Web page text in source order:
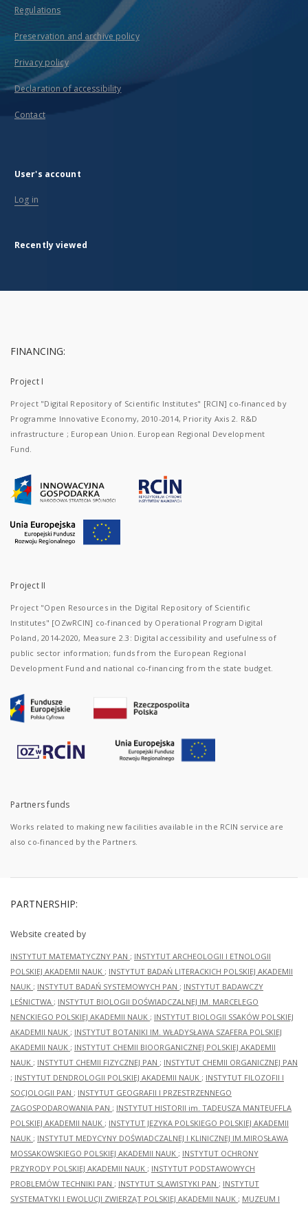
Regulations
Preservation and archive policy
Privacy policy
Declaration of accessibility
Contact
User's account
Log in
Recently viewed
FINANCING:
Project I
Project "Digital Repository of Scientific Institutes" [RCIN] co-financed by
Programme Innovative Economy, 2010-2014, Priority Axis 2. R&D
infrastructure ; European Union. European Regional Development
Fund.
Project II
Project "Open Resources in the Digital Repository of Scientific
Institutes" [OZwRCIN] co-financed by Operational Program Digital
Poland, 2014-2020, Measure 2.3: Digital accessibility and usefulness of
public sector information; funds from the European Regional
Development Fund and national co-financing from the state budget.
Partners funds
Works related to making new facilities available in the RCIN service are
also co-financed by the Partners.
PARTNERSHIP:
Website created by
INSTYTUT MATEMATYCZNY PAN ; INSTYTUT ARCHEOLOGII I ETNOLOGII
POLSKIEJ AKADEMII NAUK ; INSTYTUT BADAŃ LITERACKICH POLSKIEJ AKADEMII
NAUK ; INSTYTUT BADAŃ SYSTEMOWYCH PAN ; INSTYTUT BADAWCZY
LEŚNICTWA ; INSTYTUT BIOLOGII DOŚWIADCZALNEJ IM. MARCELEGO
NENCKIEGO POLSKIEJ AKADEMII NAUK ; INSTYTUT BIOLOGII SSAKÓW POLSKIEJ
AKADEMII NAUK ; INSTYTUT BOTANIKI IM. WŁADYSŁAWA SZAFERA POLSKIEJ
AKADEMII NAUK ; INSTYTUT CHEMII BIOORGANICZNEJ POLSKIEJ AKADEMII
NAUK ; INSTYTUT CHEMII FIZYCZNEJ PAN ; INSTYTUT CHEMII ORGANICZNEJ PAN
; INSTYTUT DENDROLOGII POLSKIEJ AKADEMII NAUK ; INSTYTUT FILOZOFII I
SOCJOLOGII PAN ; INSTYTUT GEOGRAFII I PRZESTRZENNEGO
ZAGOSPODAROWANIA PAN ; INSTYTUT HISTORII im. TADEUSZA MANTEUFFLA
POLSKIEJ AKADEMII NAUK ; INSTYTUT JĘZYKA POLSKIEGO POLSKIEJ AKADEMII
NAUK ; INSTYTUT MEDYCYNY DOŚWIADCZALNEJ I KLINICZNEJ IM.MIROSŁAWA
MOSSAKOWSKIEGO POLSKIEJ AKADEMII NAUK ; INSTYTUT OCHRONY
PRZYRODY POLSKIEJ AKADEMII NAUK ; INSTYTUT PODSTAWOWYCH
PROBLEMÓW TECHNIKI PAN ; INSTYTUT SLAWISTYKI PAN ; INSTYTUT
SYSTEMATYKI I EWOLUCJI ZWIERZĄT POLSKIEJ AKADEMII NAUK ; MUZEUM I